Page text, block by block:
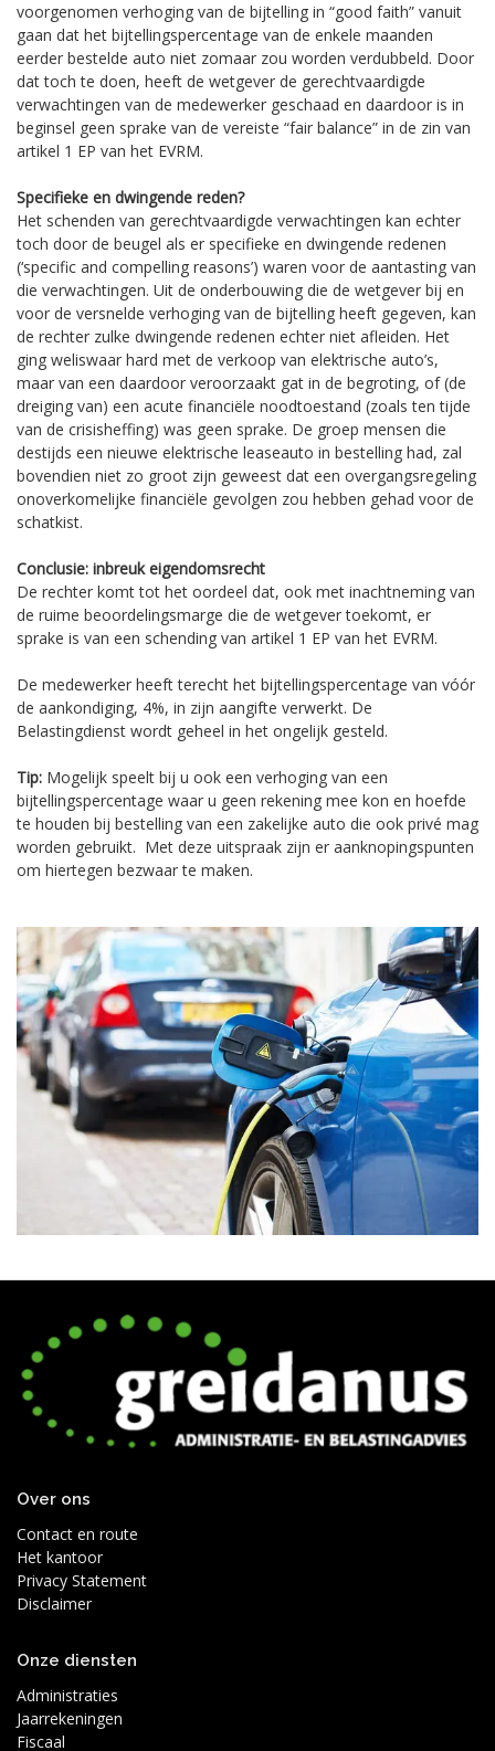
voorgenomen verhoging van de bijtelling in “good faith” vanuit
gaan dat het bijtellingspercentage van de enkele maanden
eerder bestelde auto niet zomaar zou worden verdubbeld. Door
dat toch te doen, heeft de wetgever de gerechtvaardigde
verwachtingen van de medewerker geschaad en daardoor is in
beginsel geen sprake van de vereiste “fair balance” in de zin van
artikel 1 EP van het EVRM.
Specifieke en dwingende reden?
Het schenden van gerechtvaardigde verwachtingen kan echter
toch door de beugel als er specifieke en dwingende redenen
(‘specific and compelling reasons’) waren voor de aantasting van
die verwachtingen. Uit de onderbouwing die de wetgever bij en
voor de versnelde verhoging van de bijtelling heeft gegeven, kan
de rechter zulke dwingende redenen echter niet afleiden. Het
ging weliswaar hard met de verkoop van elektrische auto’s,
maar van een daardoor veroorzaakt gat in de begroting, of (de
dreiging van) een acute financiële noodtoestand (zoals ten tijde
van de crisisheffing) was geen sprake. De groep mensen die
destijds een nieuwe elektrische leaseauto in bestelling had, zal
bovendien niet zo groot zijn geweest dat een overgangsregeling
onoverkomelijke financiële gevolgen zou hebben gehad voor de
schatkist.
Conclusie: inbreuk eigendomsrecht
De rechter komt tot het oordeel dat, ook met inachtneming van
de ruime beoordelingsmarge die de wetgever toekomt, er
sprake is van een schending van artikel 1 EP van het EVRM.
De medewerker heeft terecht het bijtellingspercentage van vóór
de aankondiging, 4%, in zijn aangifte verwerkt. De
Belastingdienst wordt geheel in het ongelijk gesteld.
Tip: Mogelijk speelt bij u ook een verhoging van een
bijtellingspercentage waar u geen rekening mee kon en hoefde
te houden bij bestelling van een zakelijke auto die ook privé mag
worden gebruikt. Met deze uitspraak zijn er aanknopingspunten
om hiertegen bezwaar te maken.
Over ons
Contact en route
Het kantoor
Privacy Statement
Disclaimer
Onze diensten
Administraties
Jaarrekeningen
Fiscaal